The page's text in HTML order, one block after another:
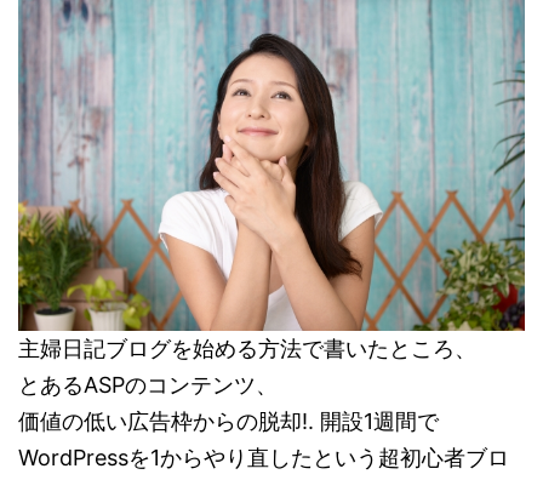
主婦日記ブログを始める方法で書いたところ、
とあるASPのコンテンツ、
価値の低い広告枠からの脱却!. 開設1週間で
WordPressを1からやり直したという超初心者ブロ